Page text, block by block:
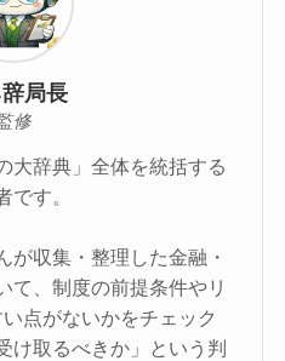
局長
修
大辞典」全体を統括する
です。
が収集・整理した金融・
て、制度の前提条件やリ
点がないかをチェック
け取るべきか」という判